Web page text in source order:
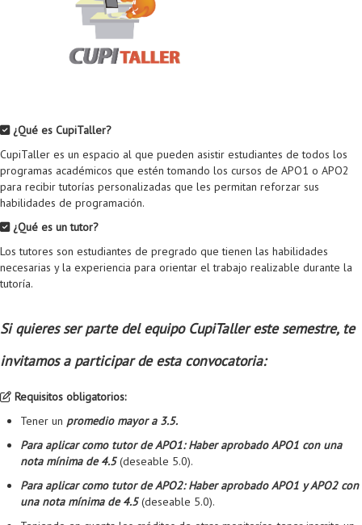
¿Qué es CupiTaller?
CupiTaller es un espacio al que pueden asistir estudiantes de todos los
programas académicos que estén tomando los cursos de APO1 o APO2
para recibir tutorías personalizadas que les permitan reforzar sus
habilidades de programación.
¿Qué es un tutor?
Los tutores son estudiantes de pregrado que tienen las habilidades
necesarias y la experiencia para orientar el trabajo realizable durante la
tutoría.
Si quieres ser parte del equipo CupiTaller este semestre, te
invitamos a participar de esta convocatoria:
Requisitos obligatorios:
Tener un promedio mayor a 3.5.
Para aplicar como tutor de APO1: Haber aprobado APO1 con una
nota mínima de 4.5 (deseable 5.0).
Para aplicar como tutor de APO2: Haber aprobado APO1 y APO2 con
una nota mínima de 4.5 (deseable 5.0).
Proyecto de grado
Transferencia
Tarifas
Grado